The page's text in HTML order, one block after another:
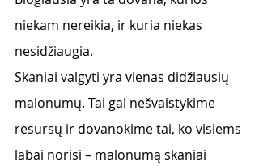
niekam nereikia, ir kuria niekas
nesidžiaugia.
Skaniai valgyti yra vienas didžiausių
malonumų. Tai gal nešvaistykime
resursų ir dovanokime tai, ko visiems
labai norisi – malonumą skaniai